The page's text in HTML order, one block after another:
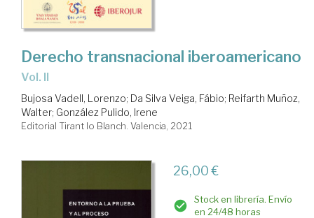
Derecho transnacional iberoamericano
Vol. II
Bujosa Vadell, Lorenzo; Da Silva Veiga, Fábio; Reifarth Muñoz,
Walter; González Pulido, Irene
Editorial Tirant lo Blanch. Valencia, 2021
26,00 €
Stock en librería. Envío
en 24/48 horas